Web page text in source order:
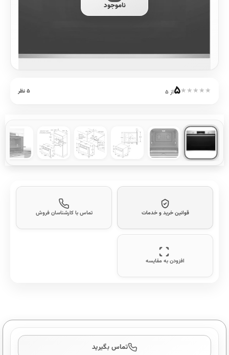
ناموجود
★
★
★
★
★۵از ۵ ۵ نظر
قوانین خرید و خدمات تماس با کارشناسان فروش
افزودن به مقایسه
تماس بگیرید